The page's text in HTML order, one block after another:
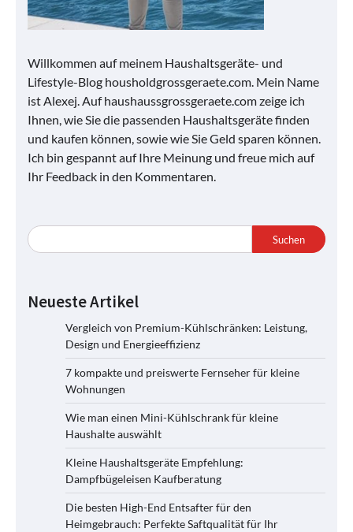
Willkommen auf meinem Haushaltsgeräte- und
Lifestyle-Blog housholdgrossgeraete.com. Mein Name
ist Alexej. Auf haushaussgrossgeraete.com zeige ich
Ihnen, wie Sie die passenden Haushaltsgeräte finden
und kaufen können, sowie wie Sie Geld sparen können.
Ich bin gespannt auf Ihre Meinung und freue mich auf
Ihr Feedback in den Kommentaren.
Suchen
Neueste Artikel
Vergleich von Premium-Kühlschränken: Leistung,
Design und Energieeffizienz
7 kompakte und preiswerte Fernseher für kleine
Wohnungen
Wie man einen Mini-Kühlschrank für kleine
Haushalte auswählt
Kleine Haushaltsgeräte Empfehlung:
Dampfbügeleisen Kaufberatung
Die besten High-End Entsafter für den
Heimgebrauch: Perfekte Saftqualität für Ihr